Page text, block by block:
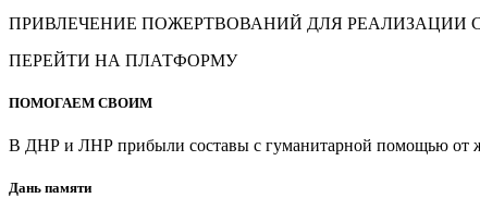
ПРИВЛЕЧЕНИЕ ПОЖЕРТВОВАНИЙ ДЛЯ
ПЕРЕЙТИ НА ПЛАТФОРМУ
ПОМОГАЕМ СВОИМ
В ДНР и ЛНР прибыли составы с гуманитарной помощью от
Дань памяти